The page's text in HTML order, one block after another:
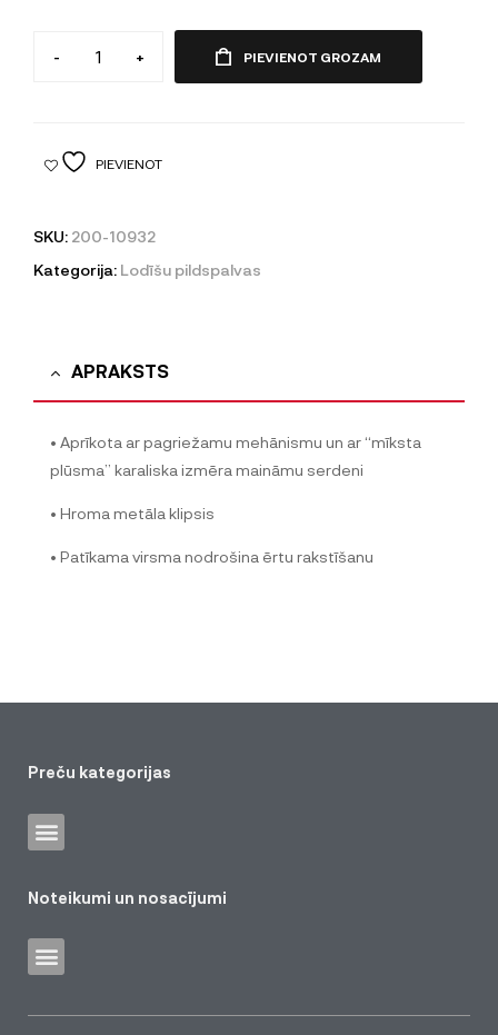
- + PIEVIENOT GROZAM
PIEVIENOT
SKU: 200-10932
Kategorija: Lodīšu pildspalvas
APRAKSTS
• Aprīkota ar pagriežamu mehānismu un ar “mīksta
plūsma” karaliska izmēra maināmu serdeni
• Hroma metāla klipsis
• Patīkama virsma nodrošina ērtu rakstīšanu
Preču kategorijas
Noteikumi un nosacījumi